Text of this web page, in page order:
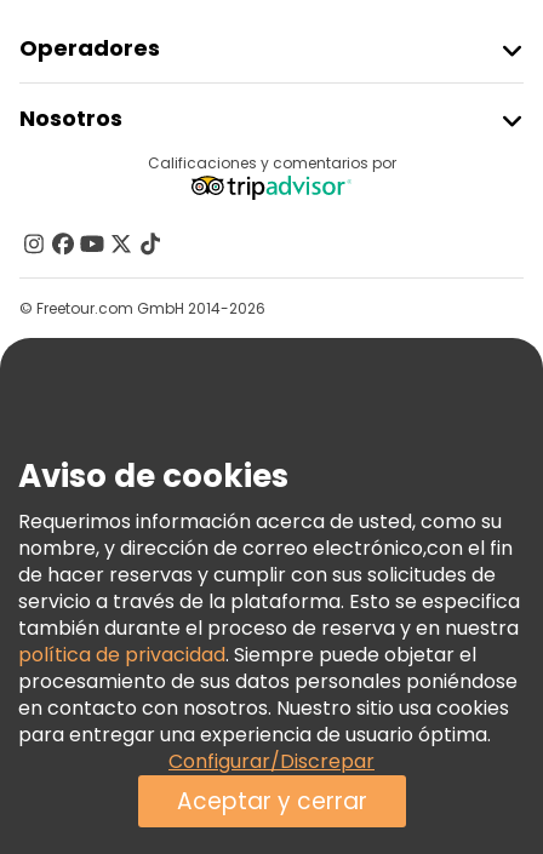
Operadores
Acceder Como Proveedor
Programa De Afiliados
Nosotros
Contacto
Grupos
Ayuda
Términos E Información Legal
Política De Cookies
Freetour Premios
Programa De Fidelidad
Calificaciones y comentarios por
© Freetour.com GmbH 2014-2026
Aviso de cookies
Requerimos información acerca de usted, como su
nombre, y dirección de correo electrónico,con el fin
de hacer reservas y cumplir con sus solicitudes de
servicio a través de la plataforma. Esto se especifica
también durante el proceso de reserva y en nuestra
política de privacidad. Siempre puede objetar el
procesamiento de sus datos personales poniéndose
en contacto con nosotros. Nuestro sitio usa cookies
para entregar una experiencia de usuario óptima.
Configurar/Discrepar
Aceptar y cerrar